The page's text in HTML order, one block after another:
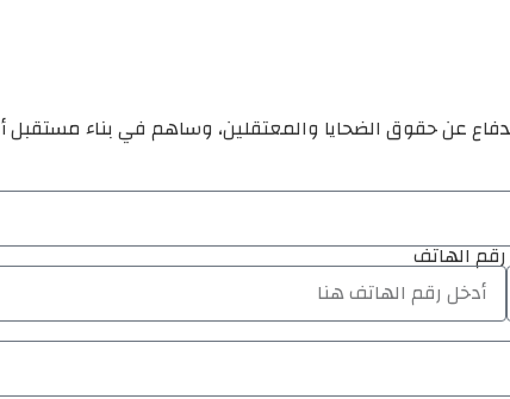
عن حقوق الضحايا والمعتقلين، وساهم في بناء
رقم الهاتف